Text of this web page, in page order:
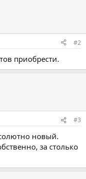
#2
приобрести.
#3
новый.
за столько